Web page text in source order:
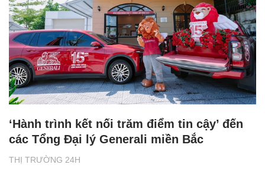
THỊ TRƯỜNG 24H
‘Hành trình kết nối trăm điểm tin cậy’ đến
các Tổng Đại lý Generali miền Bắc